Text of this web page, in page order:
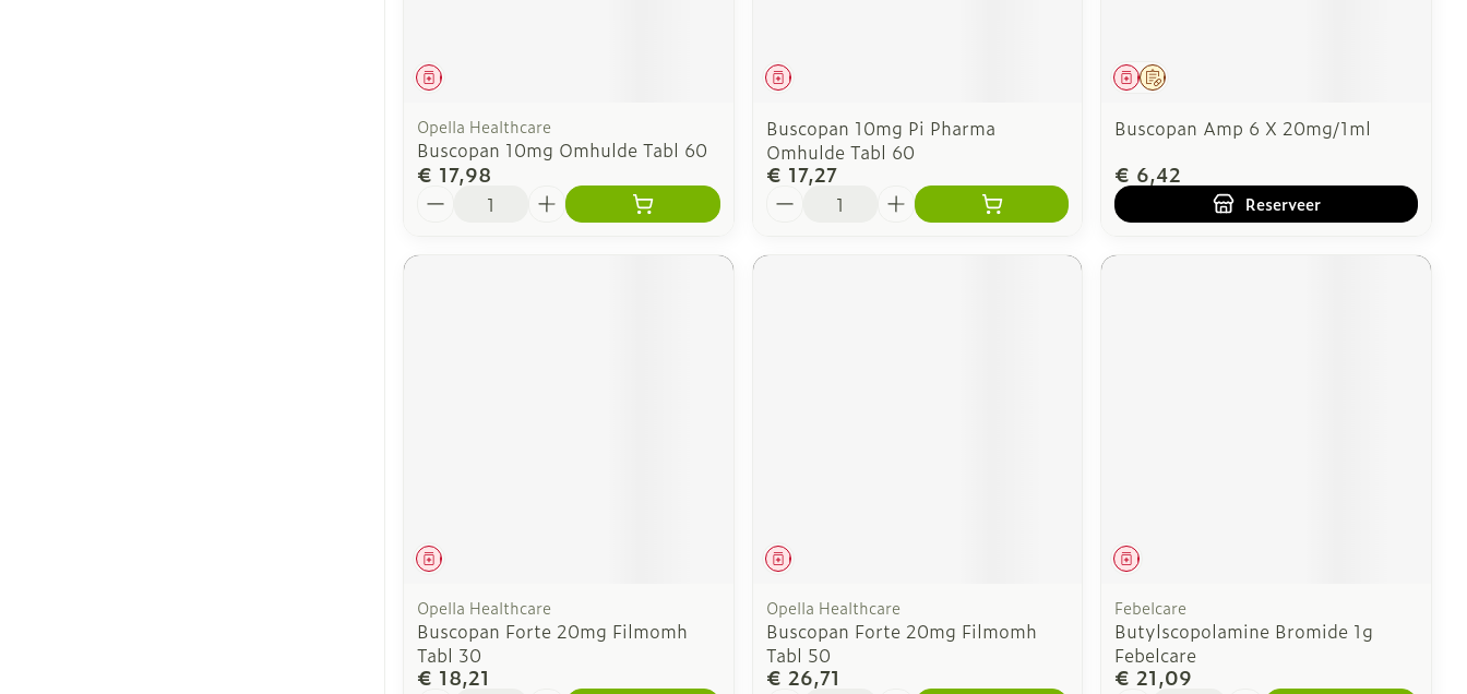
Geneesmiddel
Opella Healthcare
Buscopan 10mg Omhulde Tabl 60
€ 17,98
Geneesmiddel
Buscopan 10mg Pi Pharma
Omhulde Tabl 60
€ 17,27
Op voorschrift
Geneesmiddel
Buscopan Amp 6 X 20mg/1ml
€ 6,42
Reserveer
Geneesmiddel
Opella Healthcare
Buscopan Forte 20mg Filmomh
Tabl 30
€ 18,21
Geneesmiddel
Opella Healthcare
Buscopan Forte 20mg Filmomh
Tabl 50
€ 26,71
Geneesmiddel
Febelcare
Butylscopolamine Bromide 1g
Febelcare
€ 21,09